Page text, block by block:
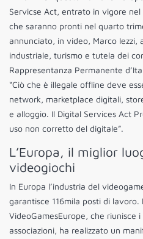
Servicse Act, entrato in vigore
che saranno pronti nel quarto
annunciato, in video, Marco Iezzi,
industriale, turismo e tutela dei
Rappresentanza Permanente
“Ciò che è illegale offline deve
network, marketplace digitali,
e alloggio. Il Digital Services Act
uso non corretto del digitale”.
L’Europa, il miglior
videogiochi
In Europa l’industria del
garantisce 116mila posti di lavoro.
VideoGamesEurope, che riunisce
associazioni, ha realizzato un